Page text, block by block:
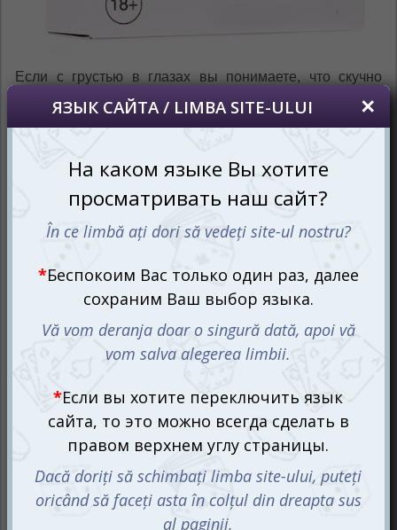
Если с грустью в глазах вы понимаете, что скучно
прожили свою жизнь и даже нечего вспомнить и что
есть возможность порадоваться за своих друзей и
случиться на их жизненном веку. Некоторым удалось
повидать ох как много!
игрокам предоставляется возможность вернуться в
прошлое и вспомнить про все неловкие, нелепые,
пришлось побывать или слава богу не приходилось.
Само собой, весь ностальгический вечер будет
приправлен горячительными напитками.
Лучше бы ты этого не говорил!